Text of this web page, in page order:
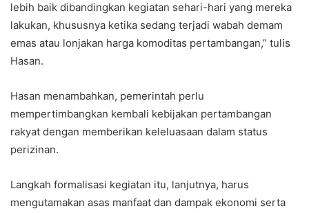
lebih baik dibandingkan kegiatan sehari-hari yang mereka
lakukan, khususnya ketika sedang terjadi wabah demam
emas atau lonjakan harga komoditas pertambangan,” tulis
Hasan.
Hasan menambahkan, pemerintah perlu
mempertimbangkan kembali kebijakan pertambangan
rakyat dengan memberikan keleluasaan dalam status
perizinan.
Langkah formalisasi kegiatan itu, lanjutnya, harus
mengutamakan asas manfaat dan dampak ekonomi serta